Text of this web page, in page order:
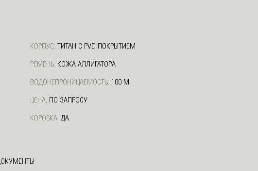
КОРПУС: ТИТАН С PVD ПОКРЫТИЕМ
РЕМЕНЬ: КОЖА АЛЛИГАТОРА
ВОДОНЕПРОНИЦАЕМОСТЬ: 100 М
ЦЕНА: ПО ЗАПРОСУ
КОРОБКА: ДА